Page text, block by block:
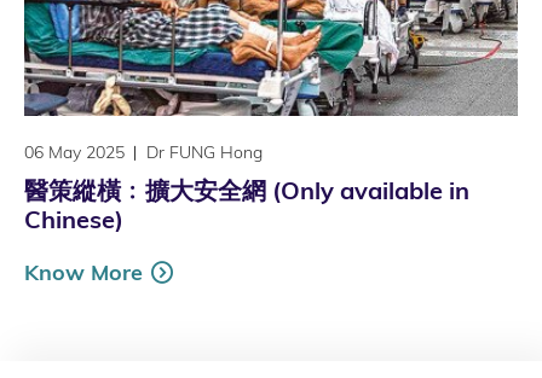
06 May 2025 Dr FUNG Hong
醫策縱橫﹕擴大安全網 (Only available in
Chinese)
Know More